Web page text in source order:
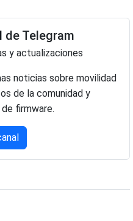
de Telegram
y actualizaciones
noticias sobre movilidad
de la comunidad y
firmware.